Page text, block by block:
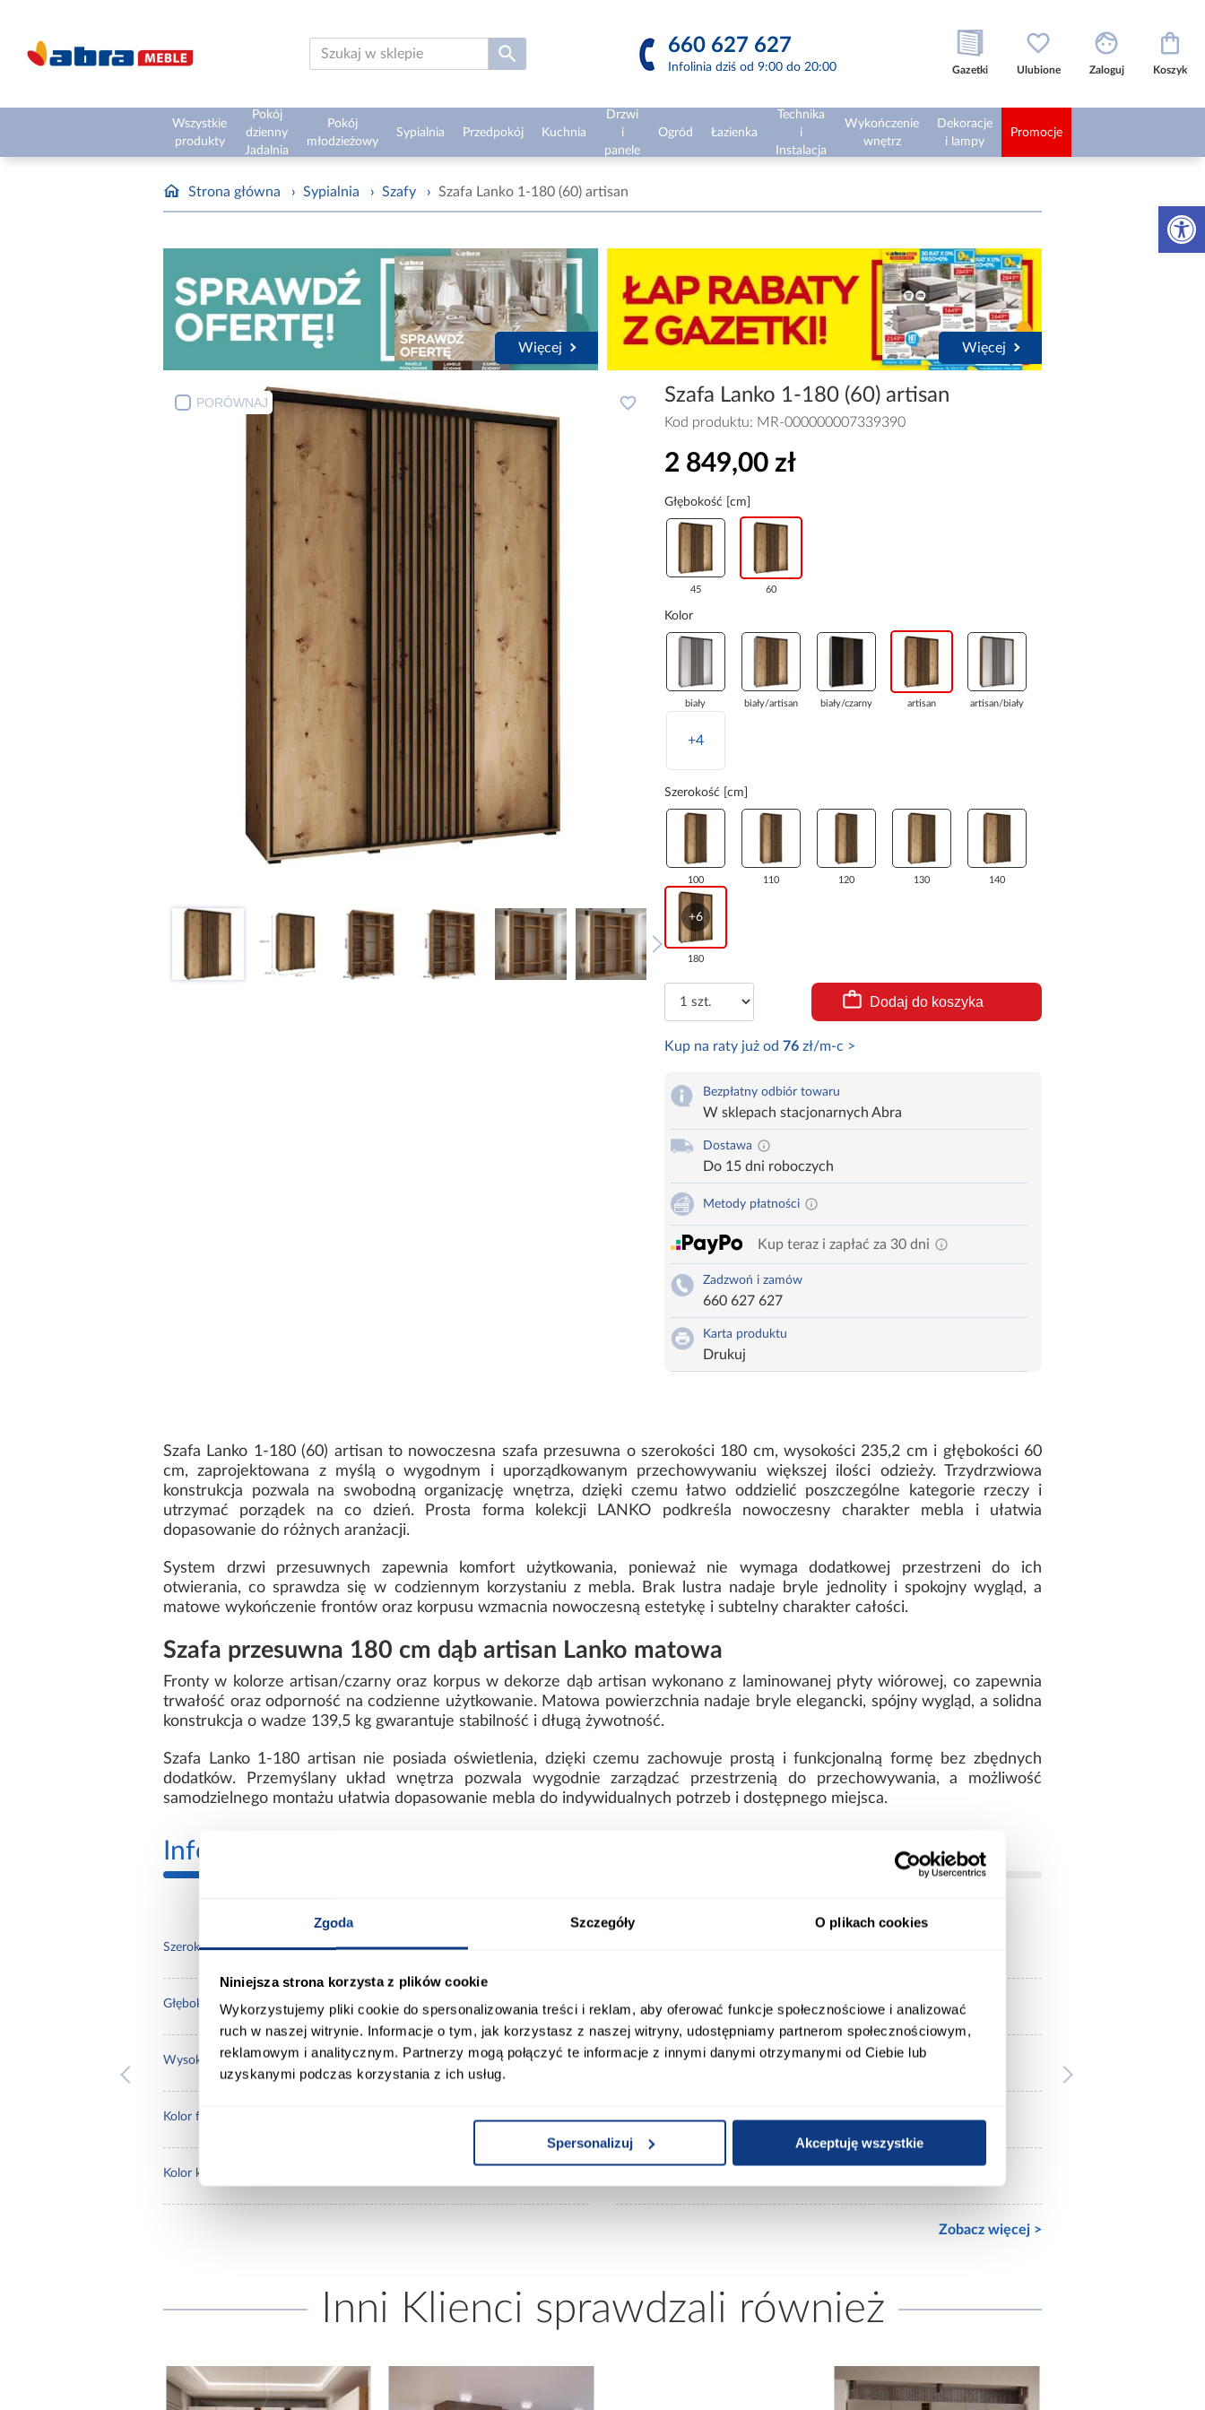
Zgoda Szczegóły O plikach cookies
Niniejsza strona korzysta z plików cookie
Wykorzystujemy pliki cookie do spersonalizowania treści i reklam, aby oferować funkcje społecznościowe i analizować
ruch w naszej witrynie. Informacje o tym, jak korzystasz z naszej witryny, udostępniamy partnerom społecznościowym,
reklamowym i analitycznym. Partnerzy mogą połączyć te informacje z innymi danymi otrzymanymi od Ciebie lub
uzyskanymi podczas korzystania z ich usług.
Spersonalizuj Akceptuję wszystkie
Otwórz
660 627 627
Infolinia dziś od 9:00 do 20:00 Gazetki Ulubione Zaloguj Koszyk
Wszystkie
produkty
Pokój
dzienny
Jadalnia
Pokój
młodzieżowy
Sypialnia Przedpokój Kuchnia
Drzwi
i
panele
Ogród Łazienka
Technika
i
Instalacja
Wykończenie
wnętrz
Dekoracje
i lampy
Promocje
Strona główna › Sypialnia › Szafy › Szafa Lanko 1-180 (60) artisan
Więcej Więcej
PORÓWNAJ Szafa Lanko 1-180 (60) artisan
Kod produktu: MR-000000007339390
2 849,00 zł
Głębokość [cm]
45 60
Kolor
biały biały/artisan biały/czarny artisan artisan/biały
+4
Szerokość [cm]
100 110 120 130 140
+6
180
Dodaj do koszyka
Kup na raty już od 76zł/m-c >
Bezpłatny odbiór towaru
W sklepach stacjonarnych Abra
Dostawa
Do 15 dni roboczych
Metody płatności
Kup teraz i zapłać za 30 dni
Zadzwoń i zamów
660 627 627
Karta produktu
Drukuj
Szafa Lanko 1-180 (60) artisan to nowoczesna szafa przesuwna o szerokości 180 cm, wysokości 235,2 cm i głębokości 60
cm, zaprojektowana z myślą o wygodnym i uporządkowanym przechowywaniu większej ilości odzieży. Trzydrzwiowa
konstrukcja pozwala na swobodną organizację wnętrza, dzięki czemu łatwo oddzielić poszczególne kategorie rzeczy i
utrzymać porządek na co dzień. Prosta forma kolekcji LANKO podkreśla nowoczesny charakter mebla i ułatwia
dopasowanie do różnych aranżacji.
System drzwi przesuwnych zapewnia komfort użytkowania, ponieważ nie wymaga dodatkowej przestrzeni do ich
otwierania, co sprawdza się w codziennym korzystaniu z mebla. Brak lustra nadaje bryle jednolity i spokojny wygląd, a
matowe wykończenie frontów oraz korpusu wzmacnia nowoczesną estetykę i subtelny charakter całości.
Szafa przesuwna 180 cm dąb artisan Lanko matowa
Fronty w kolorze artisan/czarny oraz korpus w dekorze dąb artisan wykonano z laminowanej płyty wiórowej, co zapewnia
trwałość oraz odporność na codzienne użytkowanie. Matowa powierzchnia nadaje bryle elegancki, spójny wygląd, a solidna
konstrukcja o wadze 139,5 kg gwarantuje stabilność i długą żywotność.
Szafa Lanko 1-180 artisan nie posiada oświetlenia, dzięki czemu zachowuje prostą i funkcjonalną formę bez zbędnych
dodatków. Przemyślany układ wnętrza pozwala wygodnie zarządzać przestrzenią do przechowywania, a możliwość
samodzielnego montażu ułatwia dopasowanie mebla do indywidualnych potrzeb i dostępnego miejsca.
Informacje
Szerokość [cm]: 180.00
Głębokość [cm]: 60.00
Wysokość [cm]: 235.20
Kolor frontów:
Kolor korpusu:
Lustro: bez lustra
Ilość drzwi: 3-drzwiowa
Wykończenie frontów: mat
Zobacz więcej >
Inni Klienci sprawdzali również